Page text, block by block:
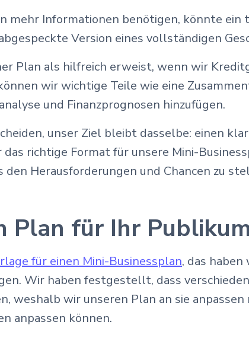
mehr Informationen benötigen, könnte
Version eines vollständigen
Plan als hilfreich erweist, wenn wir
wir wichtige Teile wie eine
und Finanzprognosen hinzufügen.
unser Ziel bleibt dasselbe: einen
richtige Format für unsere Mini-
Herausforderungen und Chancen zu
Plan für Ihr Publikum
für einen Mini-Businessplan, das
Wir haben festgestellt, dass
weshalb wir unseren Plan an sie anpassen
anpassen können.